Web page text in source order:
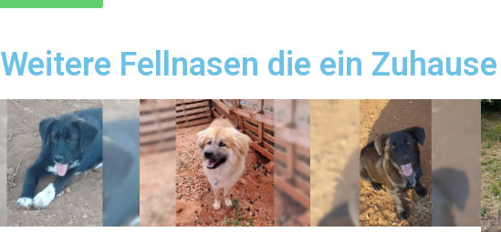
Weitere Fellnasen die ein